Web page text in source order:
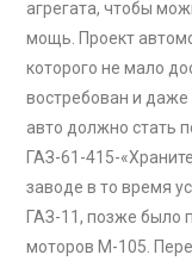
агрегата, чтобы
мощь. Проект
которого не мало
востребован и
авто должно стать
ГАЗ-61-415-
заводе в то время
ГАЗ-11, позже было
моторов М-105.